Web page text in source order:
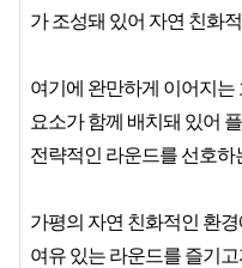
가 조성돼 있어 자연 친화
여기에 완만하게 이어지는
요소가 함께 배치돼 있어
전략적인 라운드를 선호하
가평의 자연 친화적인 환경
여유 있는 라운드를 즐기